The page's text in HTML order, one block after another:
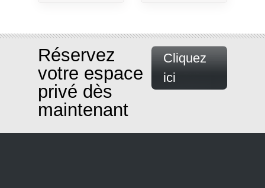
Réservez
votre espace
privé dès
maintenant
Cliquez
ici